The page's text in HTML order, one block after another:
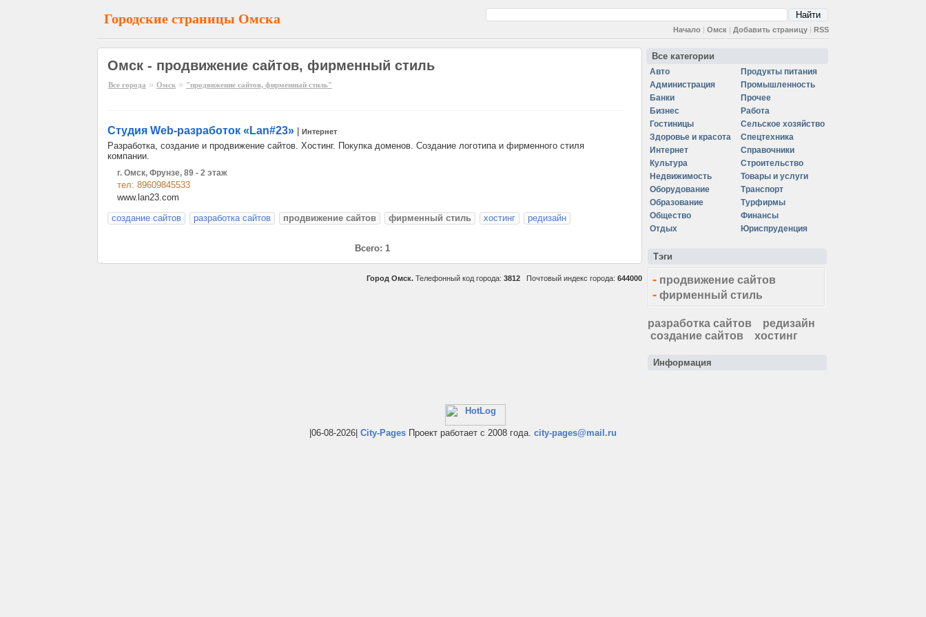
Городские страницы Омска
Начало | Омск | Добавить страницу | RSS
Омск - продвижение сайтов, фирменный стиль
Все города » Омск » "продвижение сайтов, фирменный стиль"
Студия Web-разработок «Lan#23» Интернет
Разработка, создание и продвижение сайтов. Хостинг. Покупка доменов. Создание логотипа и фирменного стиля
компании.
г. Омск, Фрунзе, 89 - 2 этаж
тел: 89609845533
www.lan23.com
создание сайтов
разработка сайтов продвижение сайтов фирменный стиль хостинг редизайн
Всего: 1
Город Омск. Телефонный код города: 3812 Почтовый индекс города: 644000
Все категории
Авто
Администрация
Банки
Бизнес
Гостиницы
Здоровье и красота
Интернет
Культура
Недвижимость
Оборудование
Образование
Общество
Отдых
Продукты питания
Промышленность
Прочее
Работа
Сельское хозяйство
Спецтехника
Справочники
Строительство
Товары и услуги
Транспорт
Турфирмы
Финансы
Юриспруденция
Тэги
- продвижение сайтов
- фирменный стиль
разработка сайтов
редизайн
создание сайтов
хостинг
Информация
|06-08-2026| City-Pages Проект работает с 2008 года. city-pages@mail.ru